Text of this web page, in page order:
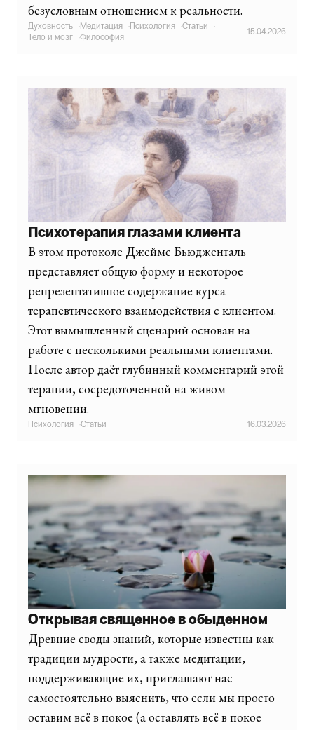
безусловным отношением к реальности.
Духовность ·Медитация ·Психология ·Статьи
·
Тело и мозг ·Философия
15.04.2026
Психотерапия глазами клиента
В этом протоколе Джеймс Бьюдженталь
представляет общую форму и некоторое
репрезентативное содержание курса
терапевтического взаимодействия с клиентом.
Этот вымышленный сценарий основан на
работе с несколькими реальными клиентами.
После автор даёт глубинный комментарий этой
терапии, сосредоточенной на живом
мгновении.
Психология ·Статьи 16.03.2026
Открывая священное в обыденном
Древние своды знаний, которые известны как
традиции мудрости, а также медитации,
поддерживающие их, приглашают нас
самостоятельно выяснить, что если мы просто
оставим всё в покое (а оставлять всё в покое